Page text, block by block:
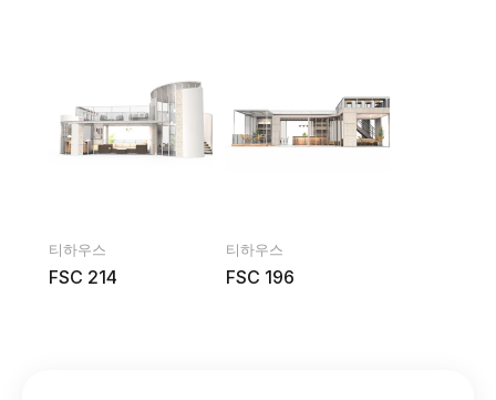
티하우스
FSC 214
티하우스
FSC 196